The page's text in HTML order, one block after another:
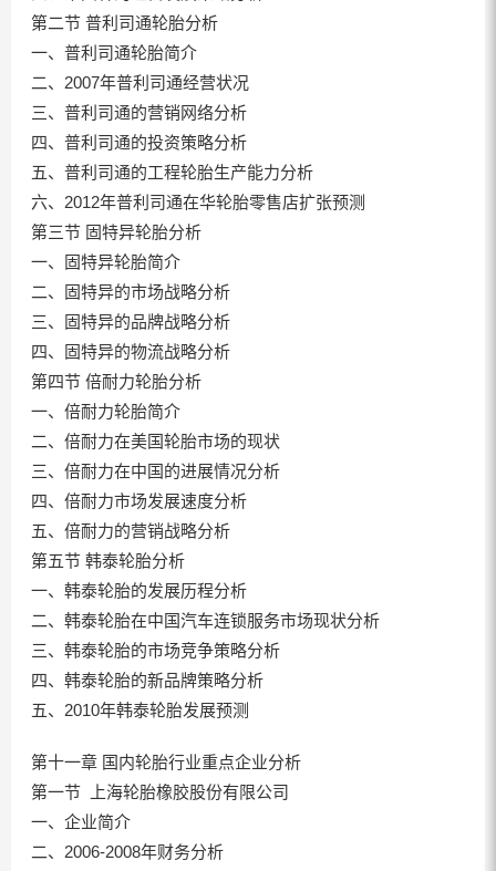
第二节 普利司通轮胎分析
一、普利司通轮胎简介
二、2007年普利司通经营状况
三、普利司通的营销网络分析
四、普利司通的投资策略分析
五、普利司通的工程轮胎生产能力分析
六、2012年普利司通在华轮胎零售店扩张预测
第三节 固特异轮胎分析
一、固特异轮胎简介
二、固特异的市场战略分析
三、固特异的品牌战略分析
四、固特异的物流战略分析
第四节 倍耐力轮胎分析
一、倍耐力轮胎简介
二、倍耐力在美国轮胎市场的现状
三、倍耐力在中国的进展情况分析
四、倍耐力市场发展速度分析
五、倍耐力的营销战略分析
第五节 韩泰轮胎分析
一、韩泰轮胎的发展历程分析
二、韩泰轮胎在中国汽车连锁服务市场现状分析
三、韩泰轮胎的市场竞争策略分析
四、韩泰轮胎的新品牌策略分析
五、2010年韩泰轮胎发展预测
第十一章 国内轮胎行业重点企业分析
第一节 上海轮胎橡胶股份有限公司
一、企业简介
二、2006-2008年财务分析